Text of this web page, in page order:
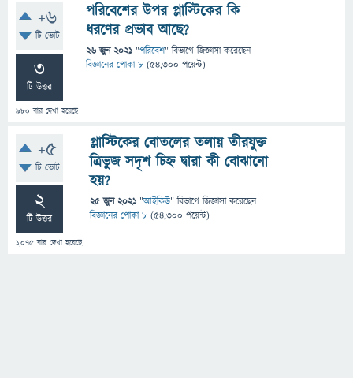
+6
টি ভোট
3
টি উত্তর
980 বার দেখা হয়েছে
পরিবেশের উপর প্লাস্টিকের কি
ধরণের প্রভাব আছে?
26 জুন 2021 "পরিবেশ" বিভাগে জিজ্ঞাসাকরেছেন
বিজ্ঞানের পোকা ৮ (54,300 পয়েন্ট)
+5
টি ভোট
2
টি উত্তর
1,075 বার দেখা হয়েছে
প্লাস্টিকের বােতলের তলায় তীরযুক্ত
ত্রিভুজ সদৃশ চিহ্ন দ্বারা কী বােঝানাে
হয়?
25 জুন 2021 "আইকিউ" বিভাগে জিজ্ঞাসাকরেছেন
বিজ্ঞানের পোকা ৮ (54,300 পয়েন্ট)